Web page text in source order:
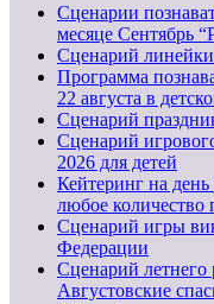
Сценарии
месяце Сентябрь
Cценарий
Программа
22 августа в
Сценарий
Сценарий
2026 для детей
Кейтеринг на
любое количество
Сценарий игры
Федерации
Сценарий летнего
Августовские